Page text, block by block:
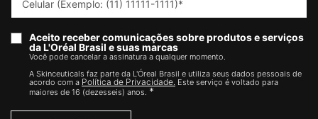
Celular (Exemplo: (11) 11111-1111)*
Aceito receber comunicações sobre produtos e serviços
da L'Oréal Brasil e suas marcas
Você pode cancelar a assinatura a qualquer momento.​
A Skinceuticals faz parte da L'Óreal Brasil e utiliza seus dados pessoais de
acordo com a Política de Privacidade. Este serviço é voltado para
maiores de 16 (dezesseis) anos. *